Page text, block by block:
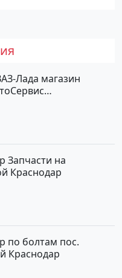
Лада магазин
Запчасти на
Краснодар
по болтам пос.
Краснодар